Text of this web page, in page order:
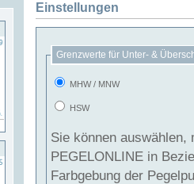
Einstellungen
Grenzwerte für Unter- &
MHW / MNW
HSW
Sie können
PEGELONLINE in Beziehung
Farbgebung der